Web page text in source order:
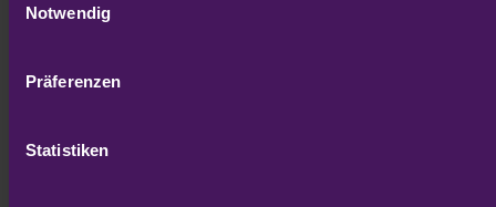
Notwendig
Präferenzen
Statistiken